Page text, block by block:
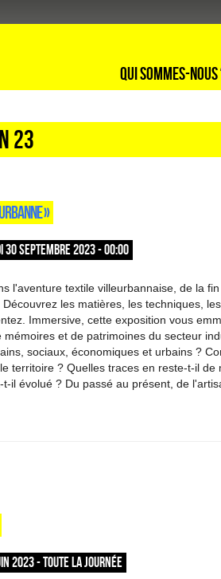
Qui sommes-nous
23
»
30 SEPTEMBRE 2023 - 00:00
l'aventure textile villeurbannaise, de la
Découvrez les matières, les techniques,
Immersive, cette exposition vous
mémoires et de patrimoines du secteur
sociaux, économiques et urbains ?
territoire ? Quelles traces en reste-t-il de
il évolué ? Du passé au présent, de
2023 - TOUTE LA JOURNÉE